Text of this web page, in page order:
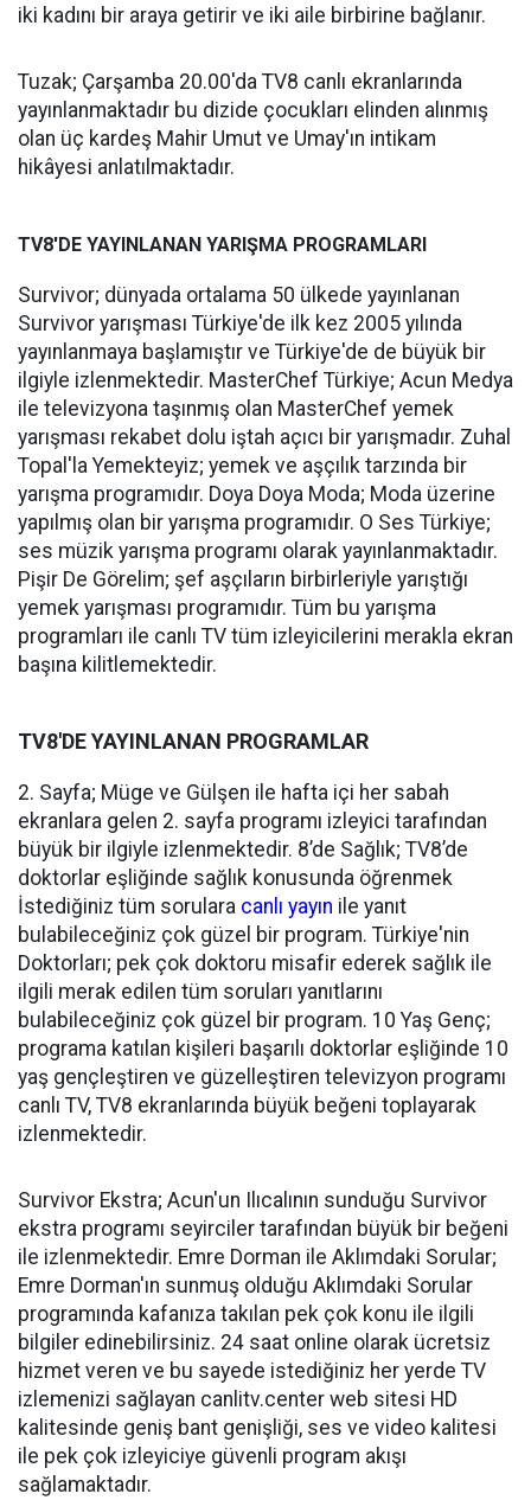
iki kadını bir araya getirir ve iki aile birbirine bağlanır.
Tuzak; Çarşamba 20.00'da TV8 canlı ekranlarında
yayınlanmaktadır bu dizide çocukları elinden alınmış
olan üç kardeş Mahir Umut ve Umay'ın intikam
hikâyesi anlatılmaktadır.
TV8'DE YAYINLANAN YARIŞMA PROGRAMLARI
Survivor; dünyada ortalama 50 ülkede yayınlanan
Survivor yarışması Türkiye'de ilk kez 2005 yılında
yayınlanmaya başlamıştır ve Türkiye'de de büyük bir
ilgiyle izlenmektedir. MasterChef Türkiye; Acun Medya
ile televizyona taşınmış olan MasterChef yemek
yarışması rekabet dolu iştah açıcı bir yarışmadır. Zuhal
Topal'la Yemekteyiz; yemek ve aşçılık tarzında bir
yarışma programıdır. Doya Doya Moda; Moda üzerine
yapılmış olan bir yarışma programıdır. O Ses Türkiye;
ses müzik yarışma programı olarak yayınlanmaktadır.
Pişir De Görelim; şef aşçıların birbirleriyle yarıştığı
yemek yarışması programıdır. Tüm bu yarışma
programları ile canlı TV tüm izleyicilerini merakla ekran
başına kilitlemektedir.
TV8'DE YAYINLANAN PROGRAMLAR
2. Sayfa; Müge ve Gülşen ile hafta içi her sabah
ekranlara gelen 2. sayfa programı izleyici tarafından
büyük bir ilgiyle izlenmektedir. 8’de Sağlık; TV8’de
doktorlar eşliğinde sağlık konusunda öğrenmek
İstediğiniz tüm sorulara canlı yayın ile yanıt
bulabileceğiniz çok güzel bir program. Türkiye'nin
Doktorları; pek çok doktoru misafir ederek sağlık ile
ilgili merak edilen tüm soruları yanıtlarını
bulabileceğiniz çok güzel bir program. 10 Yaş Genç;
programa katılan kişileri başarılı doktorlar eşliğinde 10
yaş gençleştiren ve güzelleştiren televizyon programı
canlı TV, TV8 ekranlarında büyük beğeni toplayarak
izlenmektedir.
Survivor Ekstra; Acun'un Ilıcalının sunduğu Survivor
ekstra programı seyirciler tarafından büyük bir beğeni
ile izlenmektedir. Emre Dorman ile Aklımdaki Sorular;
Emre Dorman'ın sunmuş olduğu Aklımdaki Sorular
programında kafanıza takılan pek çok konu ile ilgili
bilgiler edinebilirsiniz. 24 saat online olarak ücretsiz
hizmet veren ve bu sayede istediğiniz her yerde TV
izlemenizi sağlayan canlitv.center web sitesi HD
kalitesinde geniş bant genişliği, ses ve video kalitesi
ile pek çok izleyiciye güvenli program akışı
sağlamaktadır.